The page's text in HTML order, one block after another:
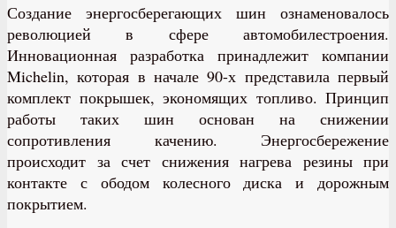
Создание энергосберегающих шин ознаменовалось
революцией в сфере автомобилестроения.
Инновационная разработка принадлежит компании
Michelin, которая в начале 90-х представила первый
комплект покрышек, экономящих топливо. Принцип
работы таких шин основан на снижении
сопротивления качению. Энергосбережение
происходит за счет снижения нагрева резины при
контакте с ободом колесного диска и дорожным
покрытием.